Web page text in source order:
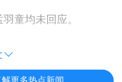
童均未回应。
更多热点新闻